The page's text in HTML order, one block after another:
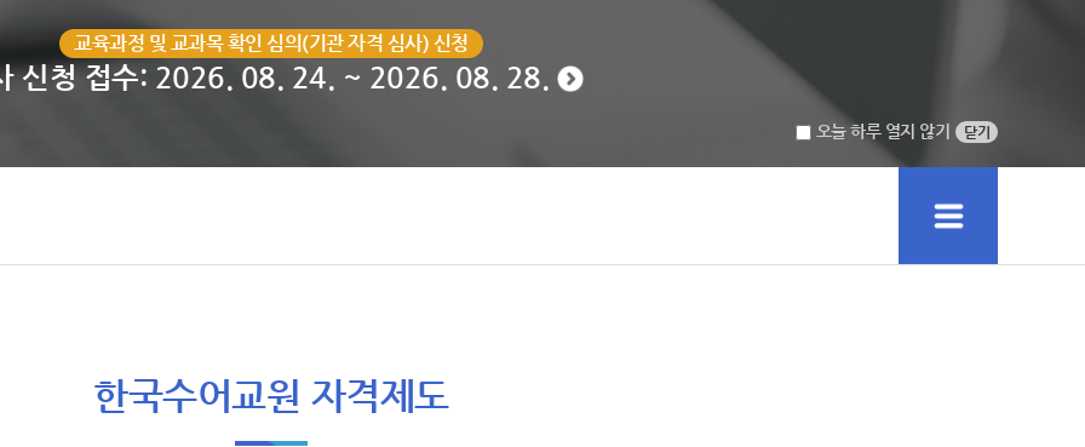
교육과정 및 교과목 확인 심의(기관 자격 심사) 신청
신청 접수: 2026. 08. 24. ~ 2026. 08. 28.
오늘 하루 열지 않기 닫기
한국수어교원 자격제도